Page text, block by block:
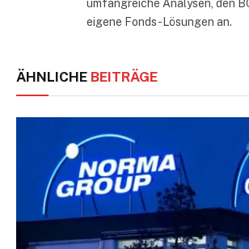
umfangreiche Analysen, den
eigene Fonds-Lösungen an.
ÄHNLICHE BEITRÄGE